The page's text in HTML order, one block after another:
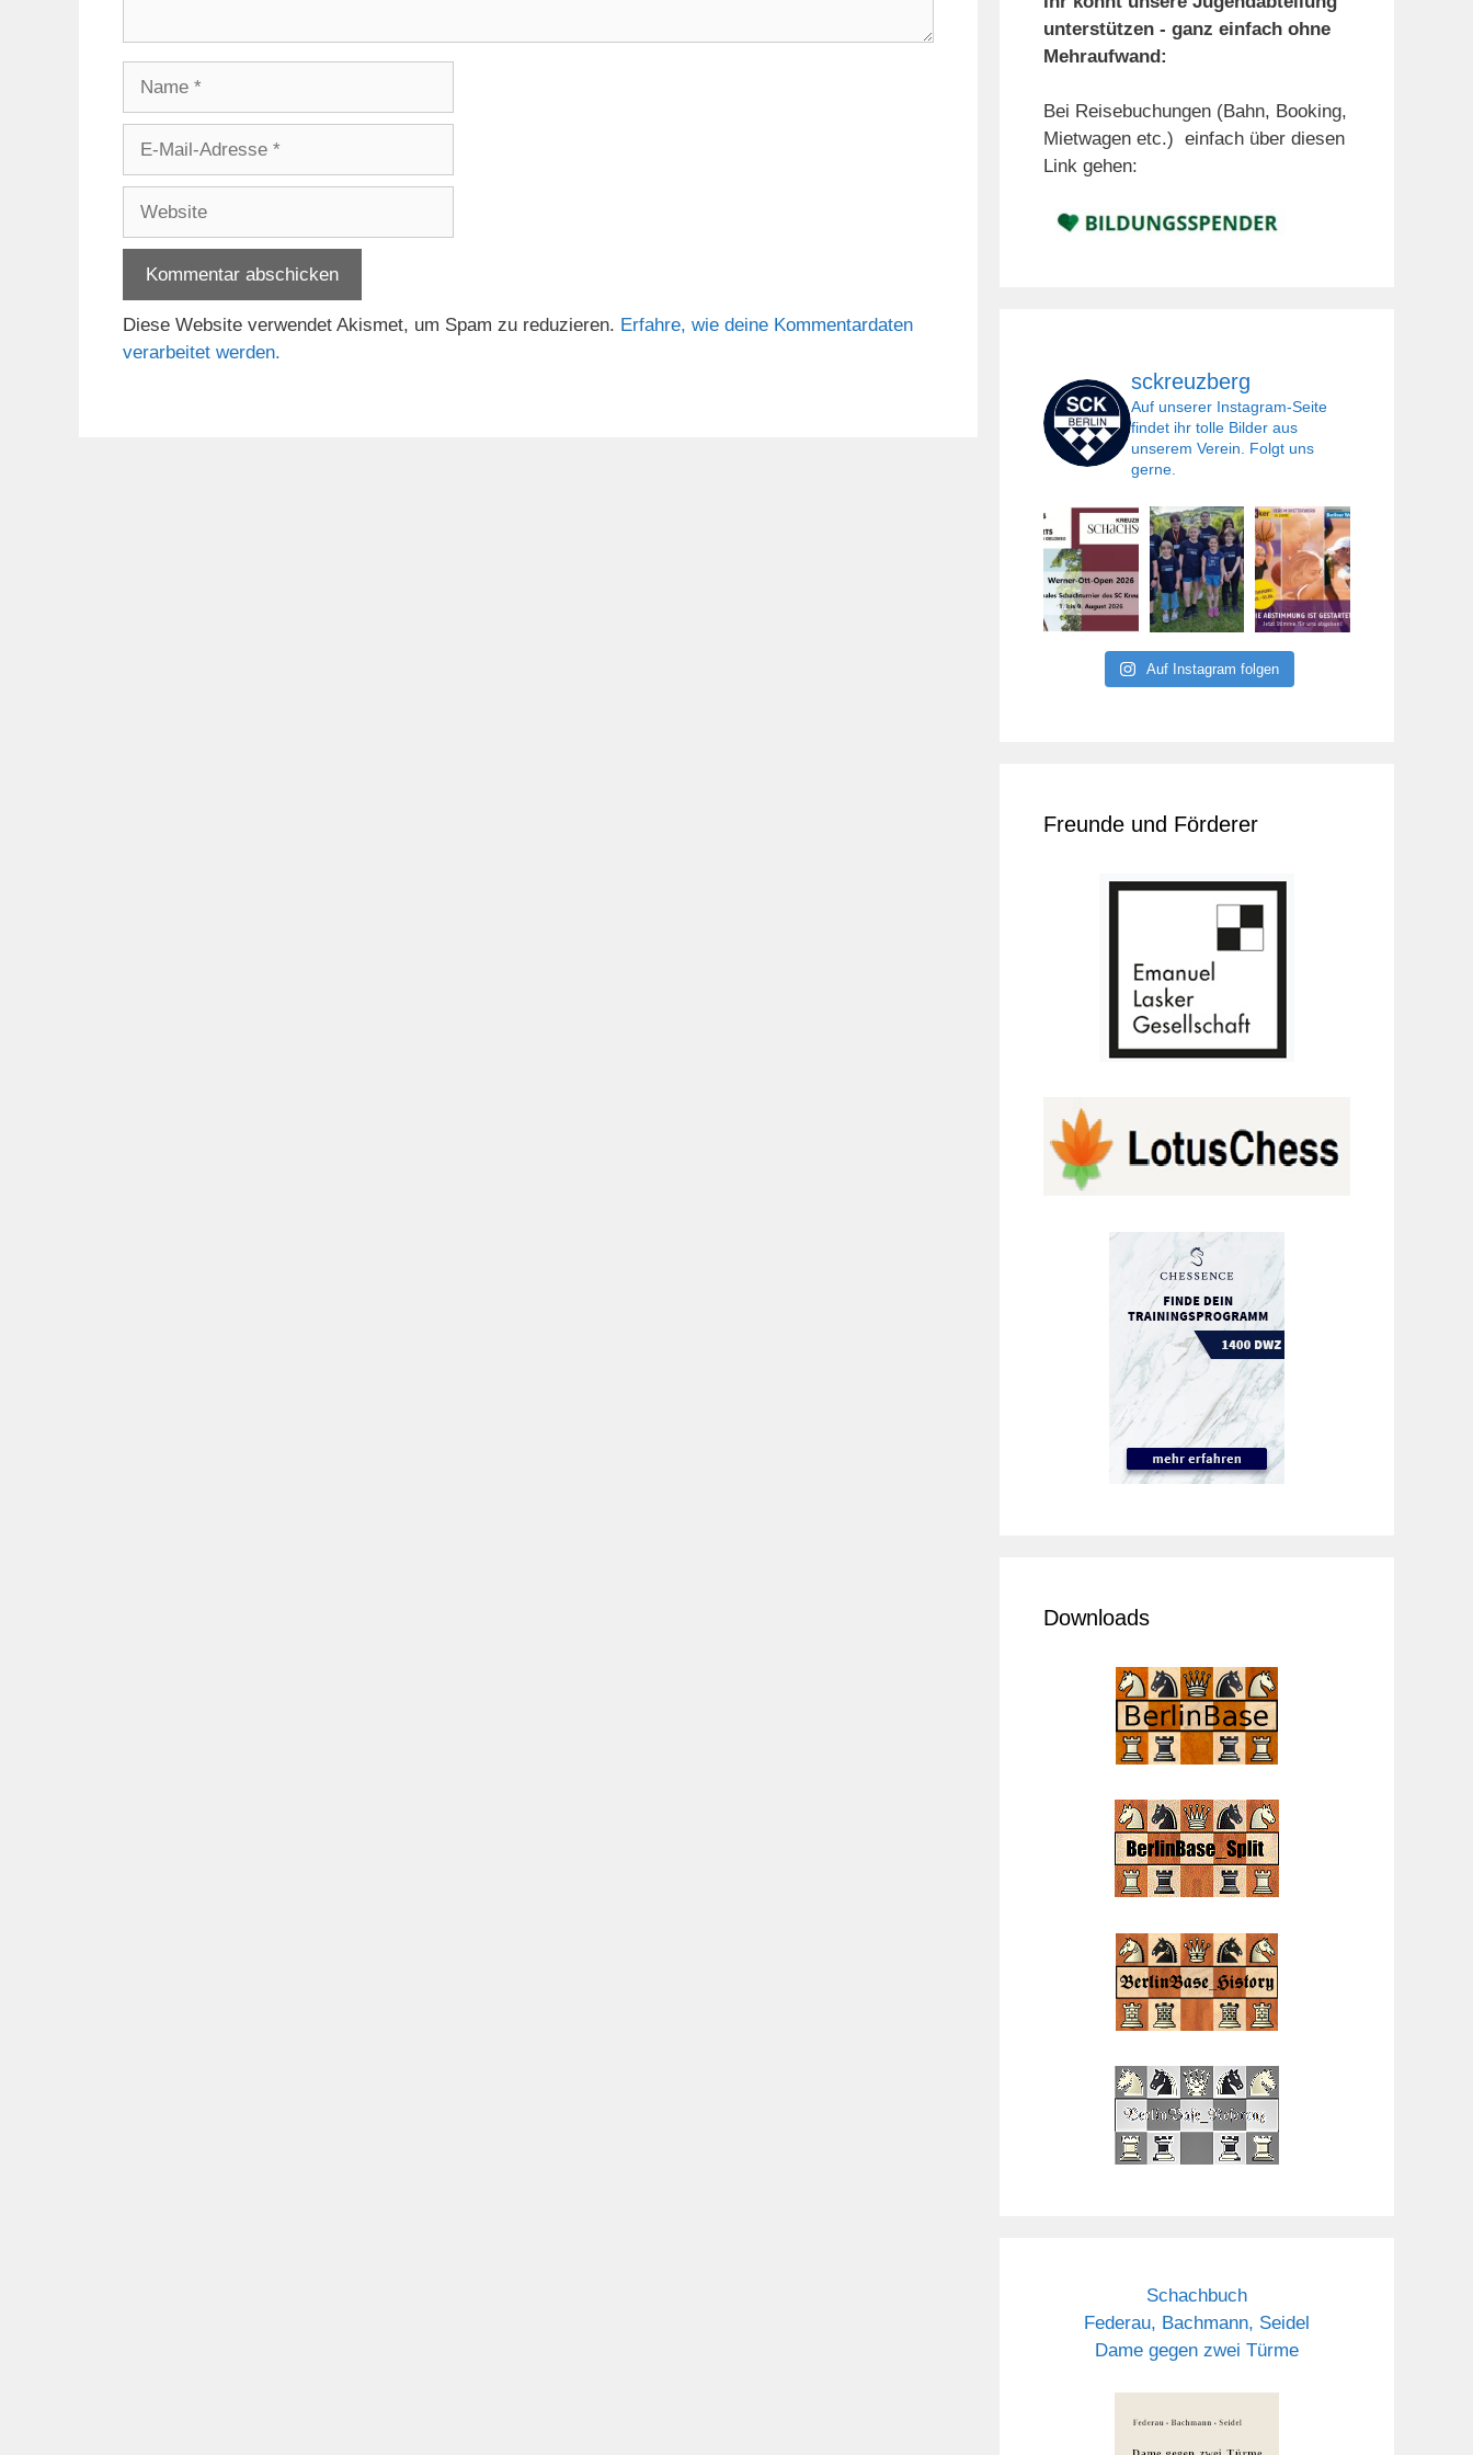
Adresse
Diese Website verwendet Akismet, um Spam zu reduzieren. Erfahre, wie deine Kommentardaten
verarbeitet werden.
unterstützen - ganz einfach ohne
Mehraufwand:
Bei Reisebuchungen (Bahn, Booking,
Mietwagen etc.) einfach über diesen
Link gehen:
sckreuzberg
Auf unserer Instagram-Seite
findet ihr tolle Bilder aus
unserem Verein. Folgt uns
gerne.
Auf Instagram folgen
Freunde und Förderer
Downloads
Schachbuch
Federau, Bachmann, Seidel
Dame gegen zwei Türme